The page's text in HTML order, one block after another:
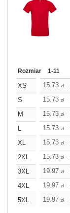
Rozmiar 1-11
XS 15.73 zł
S
15.73 zł
M
15.73 zł
L
15.73 zł
XL
15.73 zł
2XL
15.73 zł
3XL
19.97 zł
4XL
19.97 zł
5XL
19.97 zł